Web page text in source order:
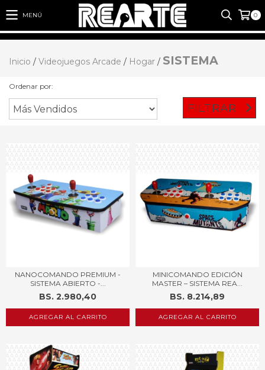
MENÚ 0
Inicio / Videojuegos Arcade / Hogar / SISTEMA
Ordenar por:
FILTRAR
NANOCOMANDO PREMIUM -
SISTEMA ABIERTO -...
BS. 2.980,40
AGREGAR AL CARRITO
MINICOMANDO EDICIÓN
MASTER – SISTEMA REA...
BS. 8.214,89
AGREGAR AL CARRITO